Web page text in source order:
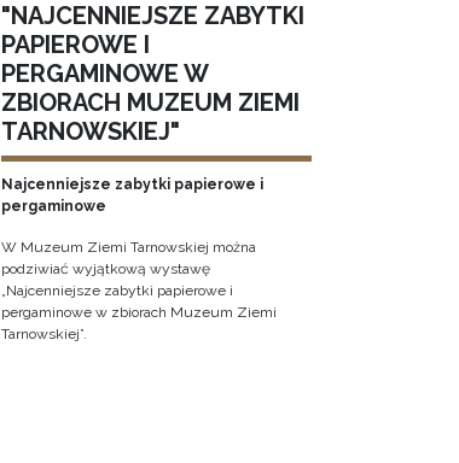
"NAJCENNIEJSZE ZABYTKI
PAPIEROWE I
PERGAMINOWE W
ZBIORACH MUZEUM ZIEMI
TARNOWSKIEJ"
Najcenniejsze zabytki papierowe i
pergaminowe
W Muzeum Ziemi Tarnowskiej można
podziwiać wyjątkową wystawę
„Najcenniejsze zabytki papierowe i
pergaminowe w zbiorach Muzeum Ziemi
Tarnowskiej”.